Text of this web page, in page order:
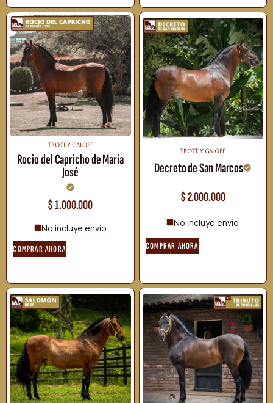
TROTE Y GALOPE
Rocio del Capricho de María
José
$1.000.000
No incluye envío
COMPRAR AHORA
TROTE Y GALOPE
Decreto de San Marcos
$2.000.000
No incluye envío
COMPRAR AHORA